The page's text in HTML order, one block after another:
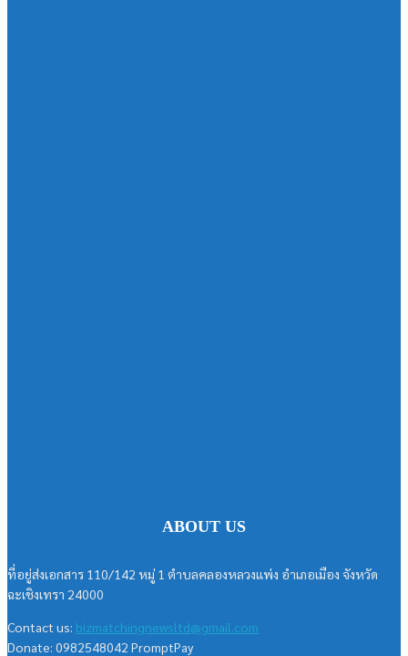
ABOUT US
ที่อยู่ส่งเอกสาร 110/142 หมู่ 1 ตำบลคลองหลวงแพ่ง อำเภอเมือง จังหวัด
ฉะเชิงเทรา 24000
Contact us: bizmatchingnewsltd@gmail.com
Donate: 0982548042 PromptPay